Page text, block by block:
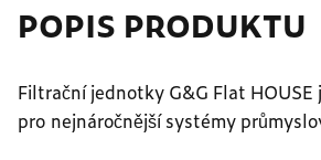
POPIS PRODUKTU
Filtrační jednotky G&G Flat HOUSE
pro nejnáročnější systémy